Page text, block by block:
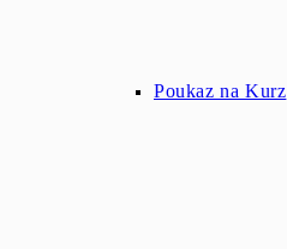
Poukaz na Kurz